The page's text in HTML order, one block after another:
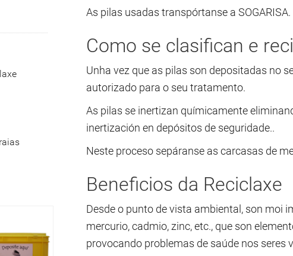
As pilas usadas transpórtanse a SOGARISA.
Como se clasifican e
Unha vez que as pilas son depositadas no
autorizado para o seu tratamento.
As pilas se inertizan químicamente
inertización en depósitos de seguridade..
Neste proceso sepáranse as carcasas de
Beneficios da Reciclaxe
Desde o punto de vista ambiental, son moi
mercurio, cadmio, zinc, etc., que son
provocando problemas de saúde nos seres